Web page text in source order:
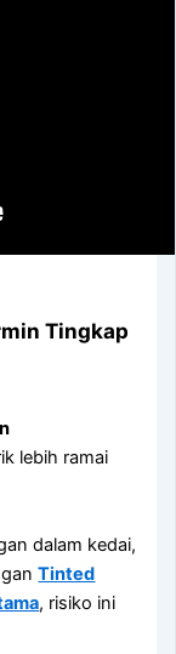
Tingkap
lebih ramai
dalam kedai,
Tinted
, risiko ini